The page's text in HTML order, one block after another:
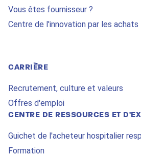
Vous êtes fournisseur ?
Centre de l'innovation par les achats
CARRIÈRE
Recrutement, culture et valeurs
Offres d'emploi
CENTRE DE RESSOURCES ET
Guichet de l'acheteur hospitalier
Formation